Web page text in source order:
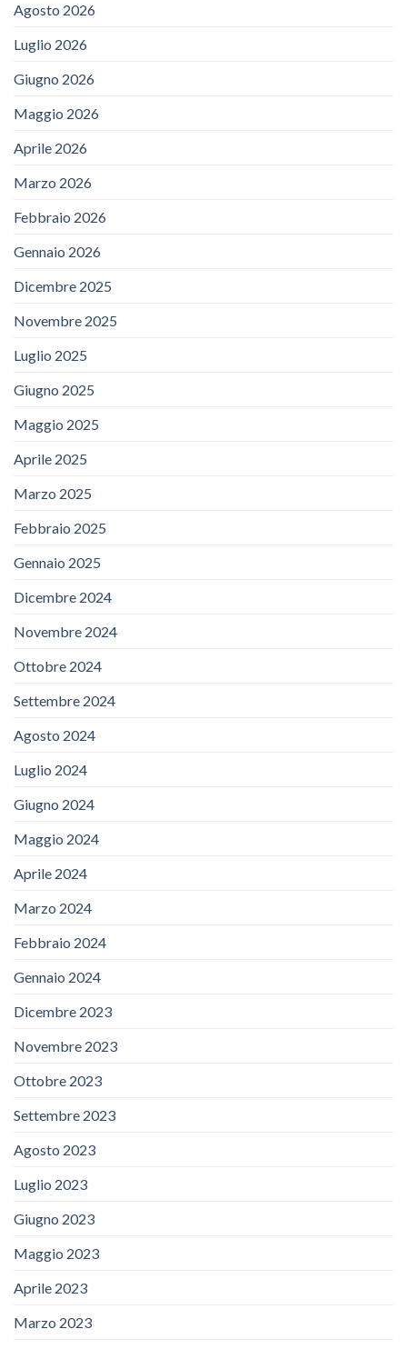
Agosto 2026
Luglio 2026
Giugno 2026
Maggio 2026
Aprile 2026
Marzo 2026
Febbraio 2026
Gennaio 2026
Dicembre 2025
Novembre 2025
Luglio 2025
Giugno 2025
Maggio 2025
Aprile 2025
Marzo 2025
Febbraio 2025
Gennaio 2025
Dicembre 2024
Novembre 2024
Ottobre 2024
Settembre 2024
Agosto 2024
Luglio 2024
Giugno 2024
Maggio 2024
Aprile 2024
Marzo 2024
Febbraio 2024
Gennaio 2024
Dicembre 2023
Novembre 2023
Ottobre 2023
Settembre 2023
Agosto 2023
Luglio 2023
Giugno 2023
Maggio 2023
Aprile 2023
Marzo 2023